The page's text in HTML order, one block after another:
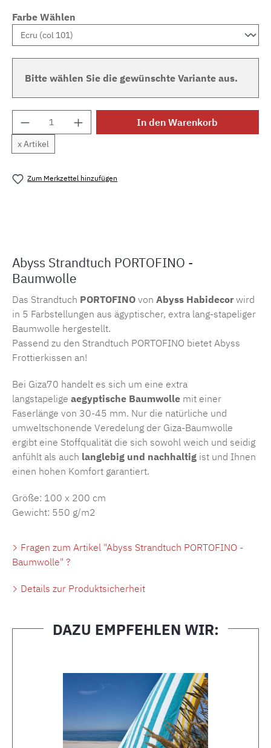
Farbe Wählen
Bitte wählen Sie die gewünschte Variante aus.
Produkt Anzahl: Gib den gewünschten
x Artikel
In den Warenkorb
Zum Merkzettel hinzufügen
Abyss Strandtuch PORTOFINO -
Baumwolle
Das Strandtuch PORTOFINO von Abyss Habidecor wird
in 5 Farbstellungen aus ägyptischer, extra lang-stapeliger
Baumwolle hergestellt.
Passend zu den Strandtuch PORTOFINO bietet Abyss
Frottierkissen an!
Bei Giza70 handelt es sich um eine extra
langstapelige aegyptische Baumwolle mit einer
Faserlänge von 30-45 mm. Nur die natürliche und
umweltschonende Veredelung der Giza-Baumwolle
ergibt eine Stoffqualität die sich sowohl weich und seidig
anfühlt als auch langlebig und nachhaltig ist und Ihnen
einen hohen Komfort garantiert.
Größe: 100 x 200 cm
Gewicht: 550 g/m2
Fragen zum Artikel "Abyss Strandtuch PORTOFINO -
Baumwolle" ?
Details zur Produktsicherheit
DAZU EMPFEHLEN WIR: